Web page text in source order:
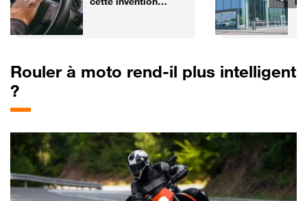
Rouler à moto rend-il plus intelligent
?